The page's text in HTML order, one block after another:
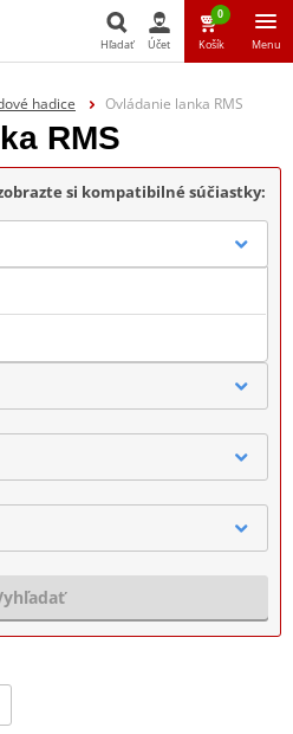
Hľadať
Hľadať Účet
0
Košík Menu
hadice Ovládanie lanka RMS
RMS
si kompatibilné súčiastky: